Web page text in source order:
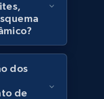
Sku, Other pn,
name, and
dos
de